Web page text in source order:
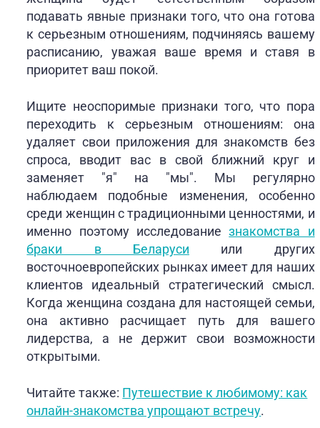
подавать явные признаки того, что она готова
к серьезным отношениям, подчиняясь вашему
расписанию, уважая ваше время и ставя в
приоритет ваш покой.
Ищите неоспоримые признаки того, что пора
переходить к серьезным отношениям: она
удаляет свои приложения для знакомств без
спроса, вводит вас в свой ближний круг и
заменяет "я" на "мы". Мы регулярно
наблюдаем подобные изменения, особенно
среди женщин с традиционными ценностями, и
именно поэтому исследованиезнакомства и
браки в Беларуси или других
восточноевропейских рынках имеет для наших
клиентов идеальный стратегический смысл.
Когда женщина создана для настоящей семьи,
она активно расчищает путь для вашего
лидерства, а не держит свои возможности
открытыми.
Читайте также: Путешествие к любимому: как
онлайн-знакомства упрощают встречу.